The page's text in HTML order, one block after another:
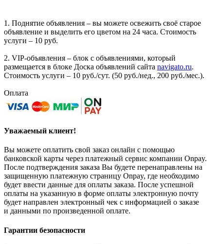
1. Поднятие объявления – вы можете освежить своё старое
объявление и выделить его цветом на 24 часа. Стоимость
услуги – 10 руб.
2. VIP-объявления – блок с объявлениями, который
размещается в блоке Доска объявлений сайта navigato.ru.
Стоимость услуги – 10 руб./сут. (50 руб./нед., 200 руб./мес.).
Оплата
Уважаемый клиент!
Вы можете оплатить свой заказ онлайн с помощью
банковской карты через платежный сервис компании Onpay.
После подтверждения заказа Вы будете перенаправлены на
защищенную платежную страницу Onpay, где необходимо
будет ввести данные для оплаты заказа. После успешной
оплаты на указанную в форме оплаты электронную почту
будет направлен электронный чек с информацией о заказе
и данными по произведенной оплате.
Гарантии безопасности